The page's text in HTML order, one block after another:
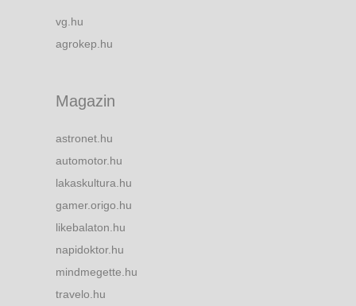
vg.hu
agrokep.hu
Magazin
astronet.hu
automotor.hu
lakaskultura.hu
gamer.origo.hu
likebalaton.hu
napidoktor.hu
mindmegette.hu
travelo.hu